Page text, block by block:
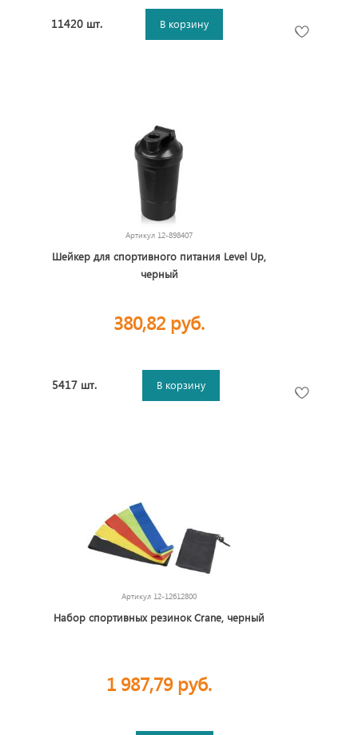
11420 шт. В корзину
Артикул 12-898407
Шейкер для спортивного питания Level Up,
черный
380,82 руб.
5417 шт. В корзину
Артикул 12-12612800
Набор спортивных резинок Crane, черный
1 987,79 руб.